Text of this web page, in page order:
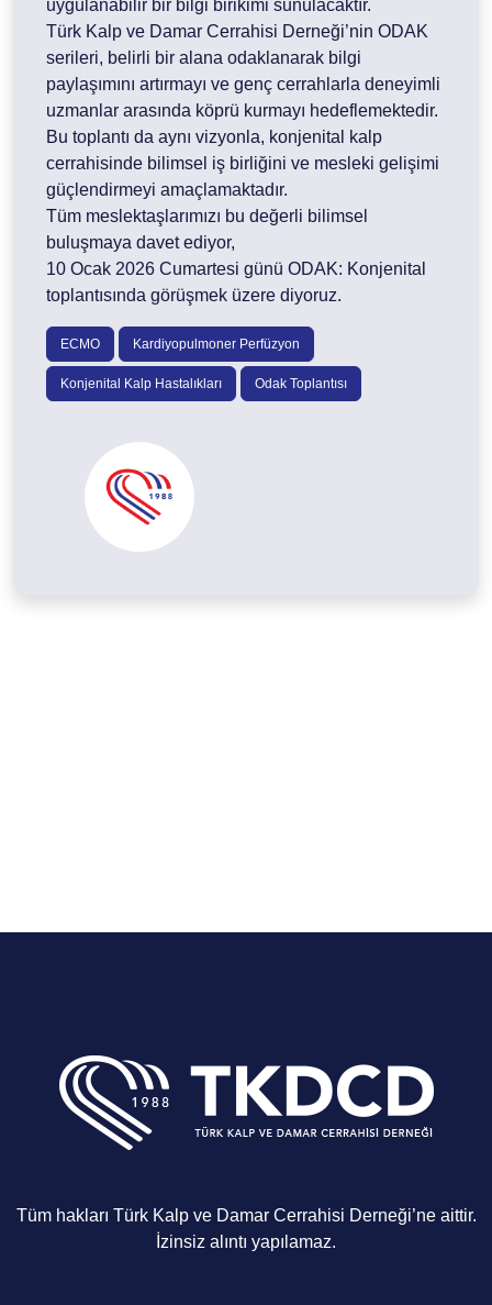
uygulanabilir bir bilgi birikimi sunulacaktır.
Türk Kalp ve Damar Cerrahisi Derneği’nin ODAK
serileri, belirli bir alana odaklanarak bilgi
paylaşımını artırmayı ve genç cerrahlarla deneyimli
uzmanlar arasında köprü kurmayı hedeflemektedir.
Bu toplantı da aynı vizyonla, konjenital kalp
cerrahisinde bilimsel iş birliğini ve mesleki gelişimi
güçlendirmeyi amaçlamaktadır.
Tüm meslektaşlarımızı bu değerli bilimsel
buluşmaya davet ediyor,
10 Ocak 2026 Cumartesi günü ODAK: Konjenital
toplantısında görüşmek üzere diyoruz.
ECMO Kardiyopulmoner Perfüzyon
Konjenital Kalp Hastalıkları Odak Toplantısı
Tüm hakları Türk Kalp ve Damar Cerrahisi Derneği’ne aittir.
İzinsiz alıntı yapılamaz.